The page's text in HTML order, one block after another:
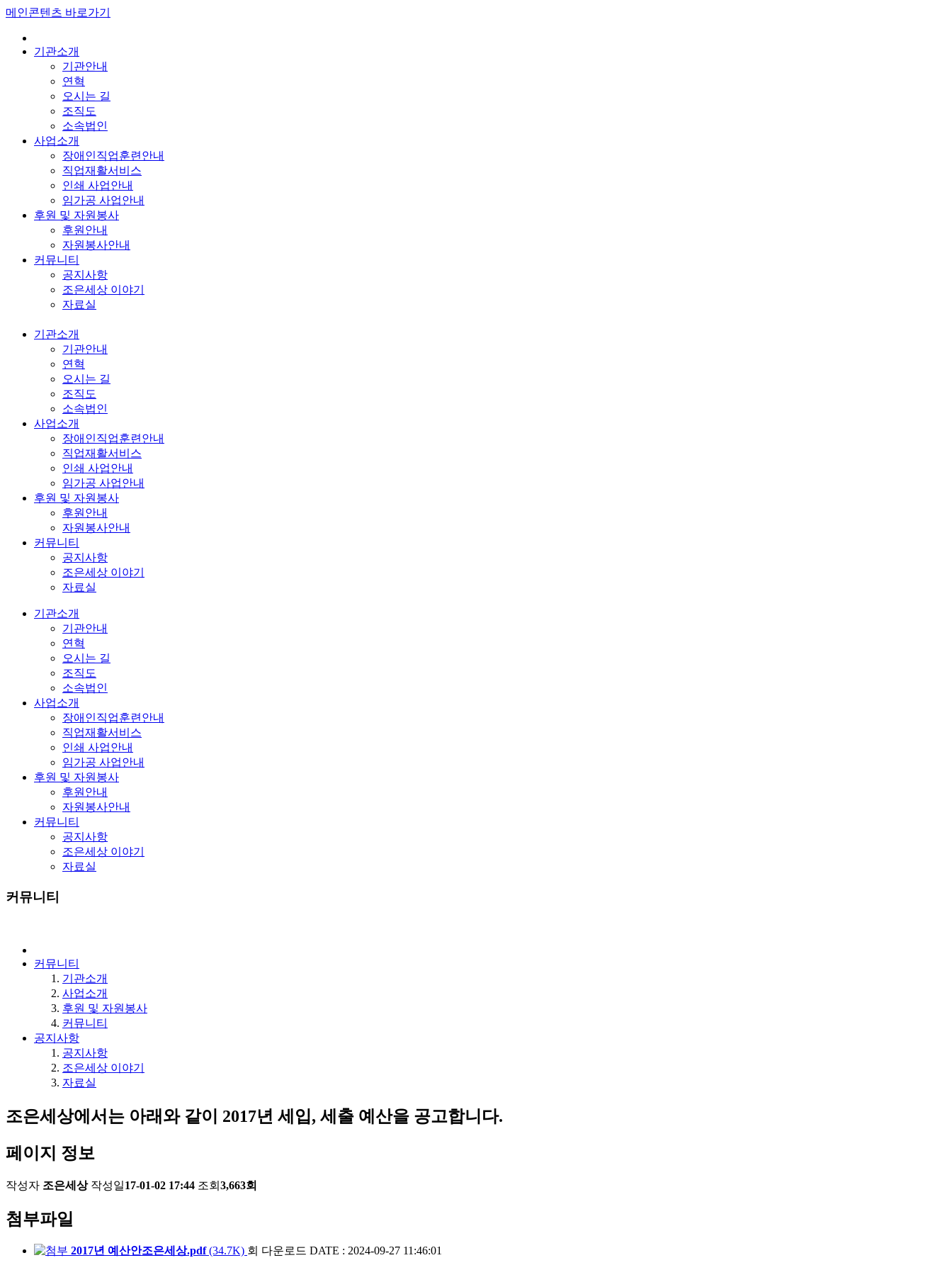
메인콘텐츠 바로가기
기관소개
기관안내
연혁
오시는 길
조직도
소속법인
사업소개
장애인직업훈련안내
직업재활서비스
인쇄 사업안내
임가공 사업안내
후원 및 자원봉사
후원안내
자원봉사안내
커뮤니티
공지사항
조은세상 이야기
자료실
기관소개
기관안내
연혁
오시는 길
조직도
소속법인
사업소개
장애인직업훈련안내
직업재활서비스
인쇄 사업안내
임가공 사업안내
후원 및 자원봉사
후원안내
자원봉사안내
커뮤니티
공지사항
조은세상 이야기
자료실
기관소개
기관안내
연혁
오시는 길
조직도
소속법인
사업소개
장애인직업훈련안내
직업재활서비스
인쇄 사업안내
임가공 사업안내
후원 및 자원봉사
후원안내
자원봉사안내
커뮤니티
공지사항
조은세상 이야기
자료실
커뮤니티
커뮤니티
기관소개
사업소개
후원 및 자원봉사
커뮤니티
공지사항
공지사항
조은세상 이야기
자료실
조은세상에서는 아래와 같이 2017년 세입, 세출 예산을 공고합니다.
페이지 정보
작성자 조은세상 작성일17-01-02 17:44 조회 3,663회
첨부파일
2017년 예산안조은세상.pdf(34.7K) 회 다운로드 DATE : 2024-09-27 11:46:01